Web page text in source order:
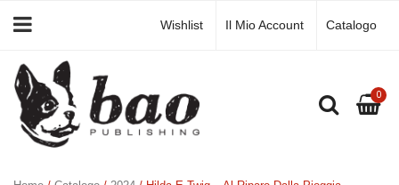
Wishlist Il Mio Account Catalogo
0